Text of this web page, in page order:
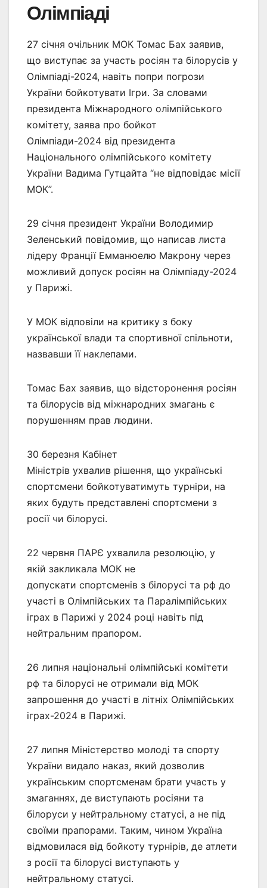
Олімпіаді
27 січня очільник МОК Томас Бах заявив,
що виступає за участь росіян та білорусів у
Олімпіаді-2024, навіть попри погрози
України бойкотувати Ігри. За словами
президента Міжнародного олімпійського
комітету, заява про бойкот
Олімпіади-2024 від президента
Національного олімпійського комітету
України Вадима Гутцайта “не відповідає місії
МОК”.
29 січня президент України Володимир
Зеленський повідомив, що написав листа
лідеру Франції Емманюелю Макрону через
можливий допуск росіян на Олімпіаду-2024
у Парижі.
У МОК відповіли на критику з боку
української влади та спортивної спільноти,
назвавши її наклепами.
Томас Бах заявив, що відсторонення росіян
та білорусів від міжнародних змагань є
порушенням прав людини.
30 березня Кабінет
Міністрів ухвалив рішення, що українські
спортсмени бойкотуватимуть турніри, на
яких будуть представлені спортсмени з
росії чи білорусі.
22 червня ПАРЄ ухвалила резолюцію, у
якій закликала МОК не
допускати спортсменів з білорусі та рф до
участі в Олімпійських та Паралімпійських
іграх в Парижі у 2024 році навіть під
нейтральним прапором.
26 липня національні олімпійські комітети
рф та білорусі не отримали від МОК
запрошення до участі в літніх Олімпійських
іграх-2024 в Парижі.
27 липня Міністерство молоді та спорту
України видало наказ, який дозволив
українським спортсменам брати участь у
змаганнях, де виступають росіяни та
білоруси у нейтральному статусі, а не під
своїми прапорами. Таким, чином Україна
відмовилася від бойкоту турнірів, де атлети
з росії та білорусі виступають у
нейтральному статусі.